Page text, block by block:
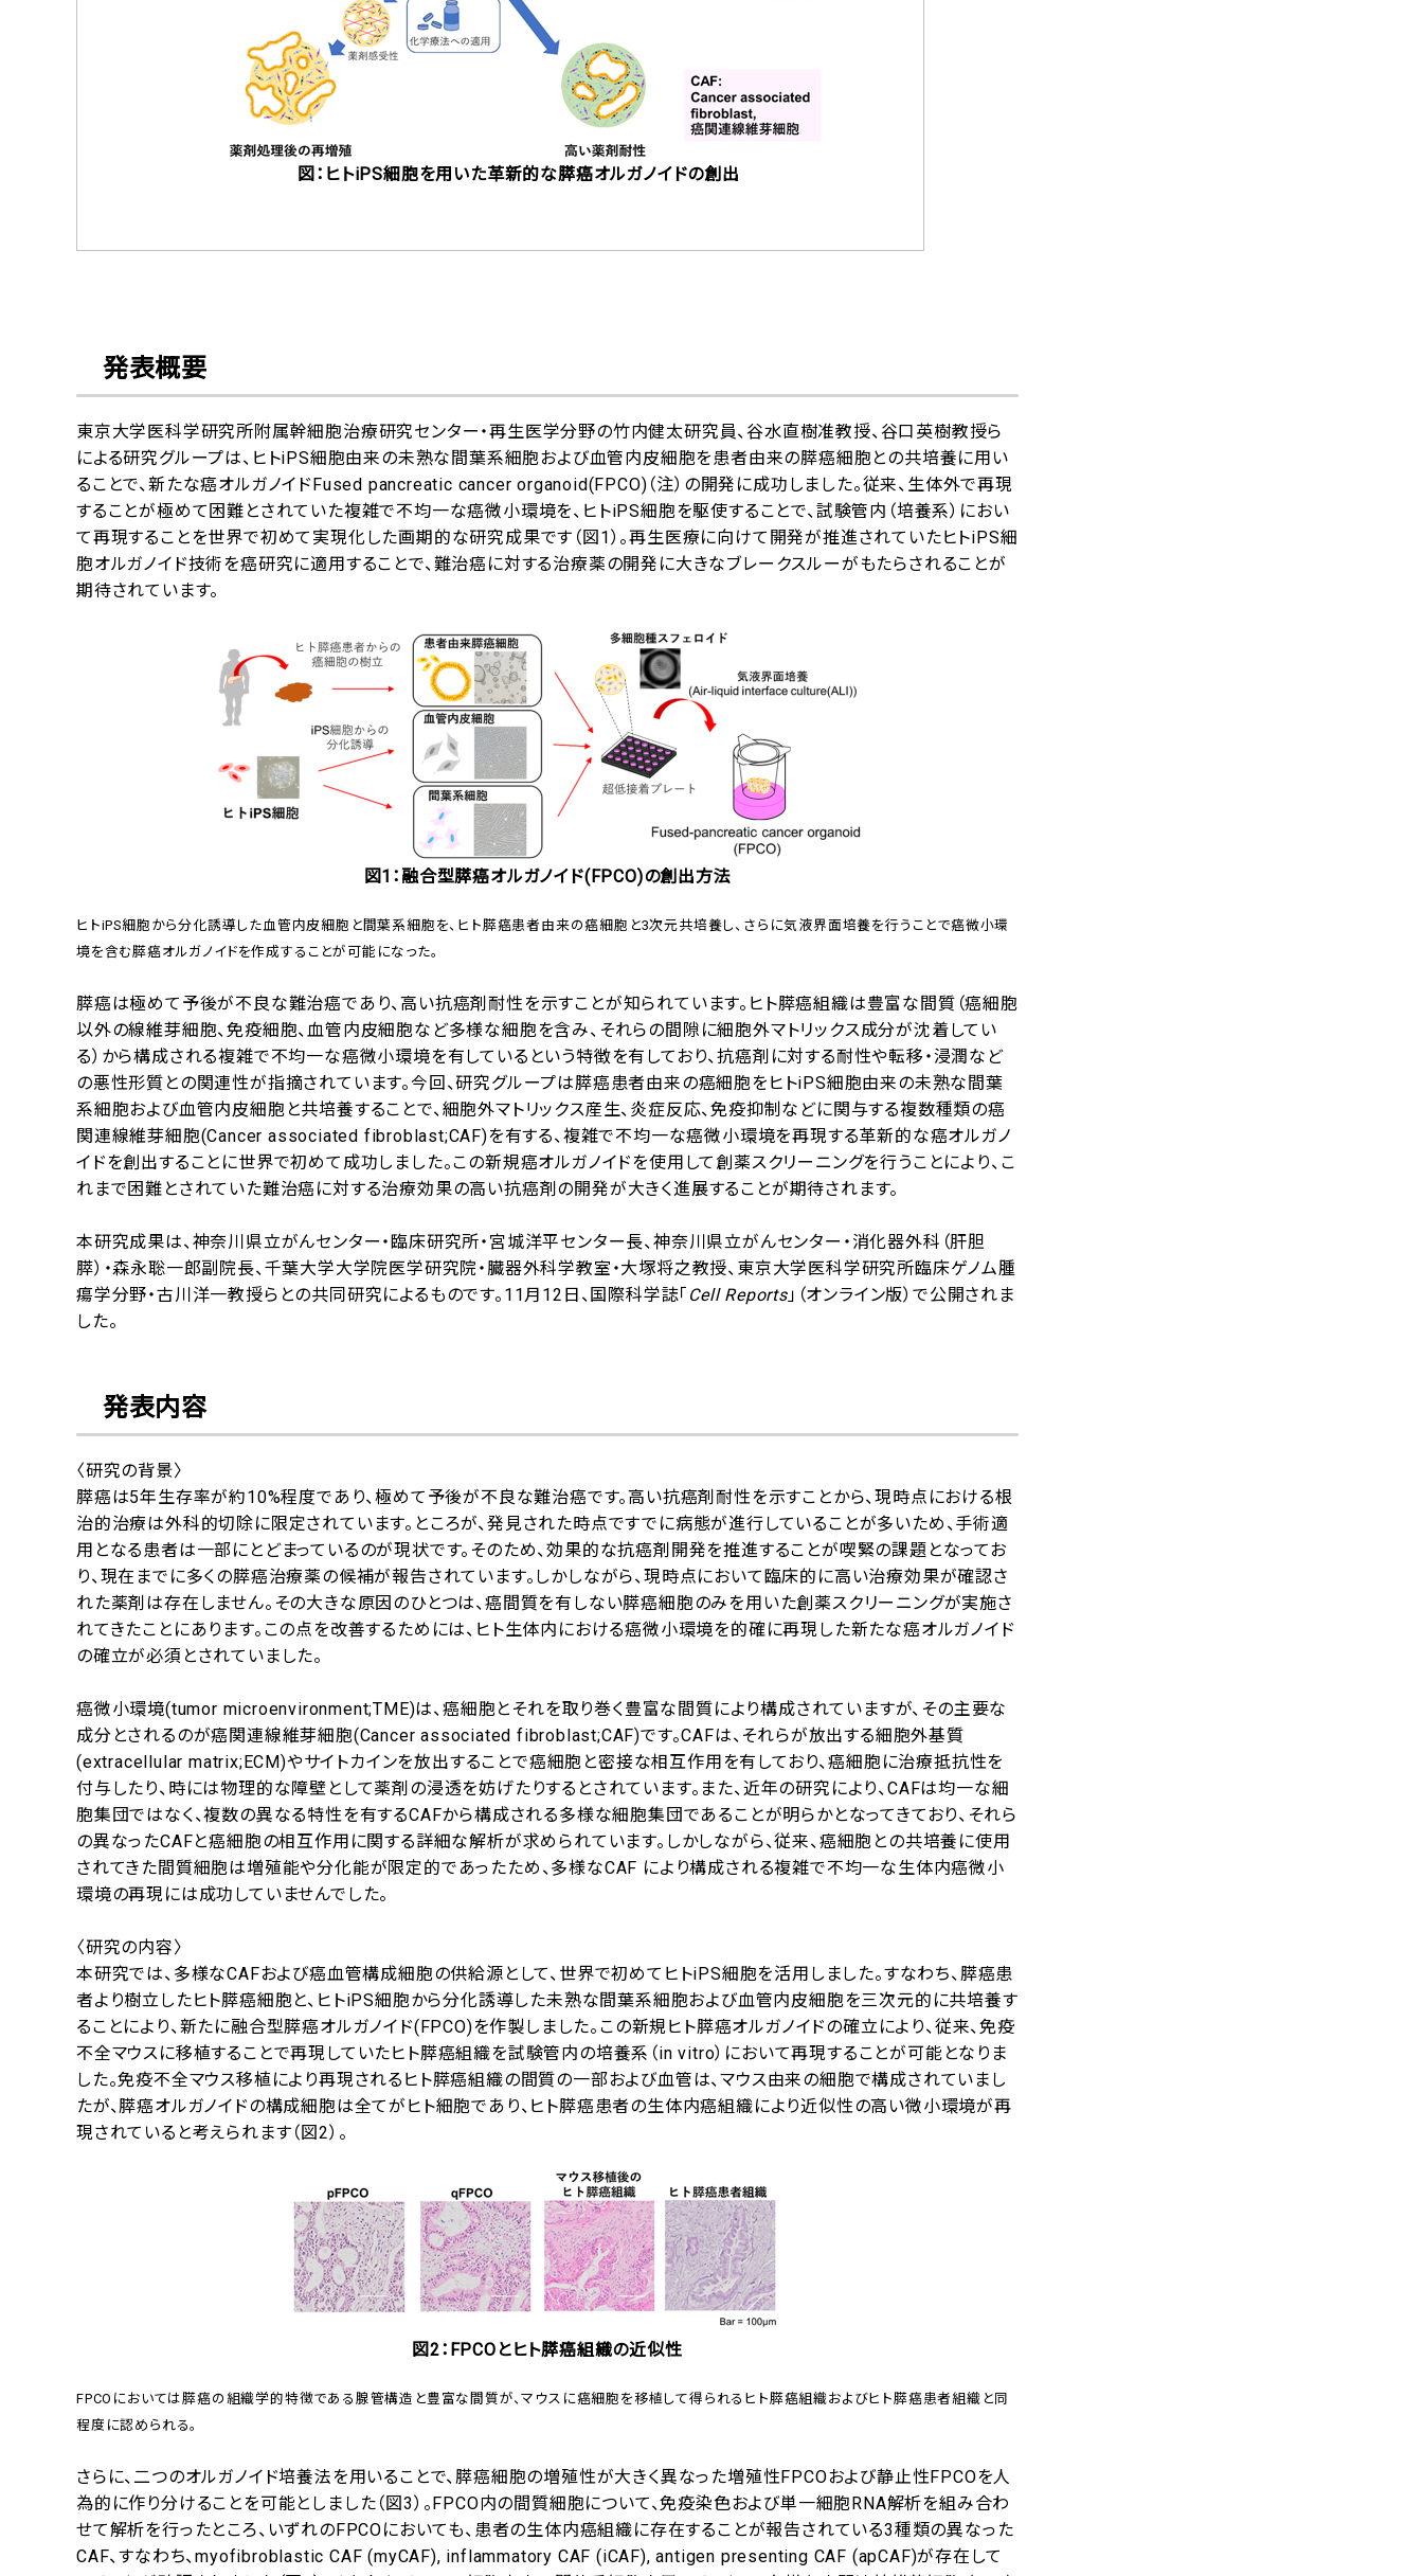
図：ヒトiPS細胞を用いた革新的な膵癌オルガノイドの創出
発表概要
東京大学医科学研究所附属幹細胞治療研究センター・再生医学分野の竹内健太研究員、谷水直樹准教授、谷口英樹教授ら
による研究グループは、ヒトiPS細胞由来の未熟な間葉系細胞および血管内皮細胞を患者由来の膵癌細胞との共培養に用い
ることで、新たな癌オルガノイドFused pancreatic cancer organoid(FPCO)（注）の開発に成功しました。従来、生体外で再現
することが極めて困難とされていた複雑で不均一な癌微小環境を、ヒトiPS細胞を駆使することで、試験管内（培養系）におい
て再現することを世界で初めて実現化した画期的な研究成果です（図1）。再生医療に向けて開発が推進されていたヒトiPS細
胞オルガノイド技術を癌研究に適用することで、難治癌に対する治療薬の開発に大きなブレークスルーがもたらされることが
期待されています。
図1：融合型膵癌オルガノイド(FPCO)の創出方法
ヒトiPS細胞から分化誘導した血管内皮細胞と間葉系細胞を、ヒト膵癌患者由来の癌細胞と3次元共培養し、さらに気液界面培養を行うことで癌微小環
境を含む膵癌オルガノイドを作成することが可能になった。
膵癌は極めて予後が不良な難治癌であり、高い抗癌剤耐性を示すことが知られています。ヒト膵癌組織は豊富な間質（癌細胞
以外の線維芽細胞、免疫細胞、血管内皮細胞など多様な細胞を含み、それらの間隙に細胞外マトリックス成分が沈着してい
る）から構成される複雑で不均一な癌微小環境を有しているという特徴を有しており、抗癌剤に対する耐性や転移・浸潤など
の悪性形質との関連性が指摘されています。今回、研究グループは膵癌患者由来の癌細胞をヒトiPS細胞由来の未熟な間葉
系細胞および血管内皮細胞と共培養することで、細胞外マトリックス産生、炎症反応、免疫抑制などに関与する複数種類の癌
関連線維芽細胞(Cancer associated fibroblast;CAF)を有する、複雑で不均一な癌微小環境を再現する革新的な癌オルガノ
イドを創出することに世界で初めて成功しました。この新規癌オルガノイドを使用して創薬スクリーニングを行うことにより、こ
れまで困難とされていた難治癌に対する治療効果の高い抗癌剤の開発が大きく進展することが期待されます。
本研究成果は、神奈川県立がんセンター・臨床研究所・宮城洋平センター長、神奈川県立がんセンター・消化器外科（肝胆
膵）・森永聡一郎副院長、千葉大学大学院医学研究院・臓器外科学教室・大塚将之教授、東京大学医科学研究所臨床ゲノム腫
瘍学分野・古川洋一教授らとの共同研究によるものです。11月12日、国際科学誌「 Cell Reports」（オンライン版）で公開されま
した。
発表内容
〈研究の背景〉
膵癌は5年生存率が約10%程度であり、極めて予後が不良な難治癌です。高い抗癌剤耐性を示すことから、現時点における根
治的治療は外科的切除に限定されています。ところが、発見された時点ですでに病態が進行していることが多いため、手術適
用となる患者は一部にとどまっているのが現状です。そのため、効果的な抗癌剤開発を推進することが喫緊の課題となってお
り、現在までに多くの膵癌治療薬の候補が報告されています。しかしながら、現時点において臨床的に高い治療効果が確認さ
れた薬剤は存在しません。その大きな原因のひとつは、癌間質を有しない膵癌細胞のみを用いた創薬スクリーニングが実施さ
れてきたことにあります。この点を改善するためには、ヒト生体内における癌微小環境を的確に再現した新たな癌オルガノイド
の確立が必須とされていました。
癌微小環境(tumor microenvironment;TME)は、癌細胞とそれを取り巻く豊富な間質により構成されていますが、その主要な
成分とされるのが癌関連線維芽細胞(Cancer associated fibroblast;CAF)です。CAFは、それらが放出する細胞外基質
(extracellular matrix;ECM)やサイトカインを放出することで癌細胞と密接な相互作用を有しており、癌細胞に治療抵抗性を
付与したり、時には物理的な障壁として薬剤の浸透を妨げたりするとされています。また、近年の研究により、CAFは均一な細
胞集団ではなく、複数の異なる特性を有するCAFから構成される多様な細胞集団であることが明らかとなってきており、それら
の異なったCAFと癌細胞の相互作用に関する詳細な解析が求められています。しかしながら、従来、癌細胞との共培養に使用
されてきた間質細胞は増殖能や分化能が限定的であったため、多様なCAF により構成される複雑で不均一な生体内癌微小
環境の再現には成功していませんでした。
〈研究の内容〉
本研究では、多様なCAFおよび癌血管構成細胞の供給源として、世界で初めてヒトiPS細胞を活用しました。すなわち、膵癌患
者より樹立したヒト膵癌細胞と、ヒトiPS細胞から分化誘導した未熟な間葉系細胞および血管内皮細胞を三次元的に共培養す
ることにより、新たに融合型膵癌オルガノイド(FPCO)を作製しました。この新規ヒト膵癌オルガノイドの確立により、従来、免疫
不全マウスに移植することで再現していたヒト膵癌組織を試験管内の培養系（in vitro）において再現することが可能となりま
した。免疫不全マウス移植により再現されるヒト膵癌組織の間質の一部および血管は、マウス由来の細胞で構成されていまし
たが、膵癌オルガノイドの構成細胞は全てがヒト細胞であり、ヒト膵癌患者の生体内癌組織により近似性の高い微小環境が再
現されていると考えられます（図2）。
図2：FPCOとヒト膵癌組織の近似性
FPCOにおいては膵癌の組織学的特徴である腺管構造と豊富な間質が、マウスに癌細胞を移植して得られるヒト膵癌組織およびヒト膵癌患者組織と同
程度に認められる。
さらに、二つのオルガノイド培養法を用いることで、膵癌細胞の増殖性が大きく異なった増殖性FPCOおよび静止性FPCOを人
為的に作り分けることを可能としました（図3）。FPCO内の間質細胞について、免疫染色および単一細胞RNA解析を組み合わ
せて解析を行ったところ、いずれのFPCOにおいても、患者の生体内癌組織に存在することが報告されている3種類の異なった
CAF、すなわち、myofibroblastic CAF (myCAF), inflammatory CAF (iCAF), antigen presenting CAF (apCAF)が存在して